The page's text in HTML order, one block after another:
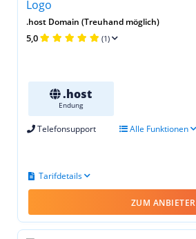
.host Domain (Treuhand möglich)
5,0 (1)
.host
Endung
Telefonsupport Alle Funktionen
Tarifdetails
ZUM ANBIETER